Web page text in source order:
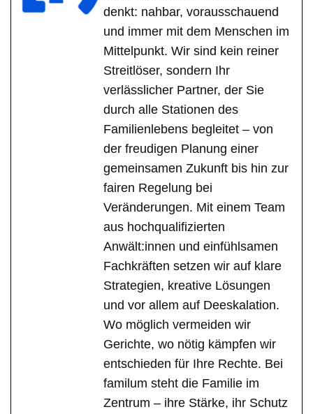
denkt: nahbar, vorausschauend
und immer mit dem Menschen im
Mittelpunkt. Wir sind kein reiner
Streitlöser, sondern Ihr
verlässlicher Partner, der Sie
durch alle Stationen des
Familienlebens begleitet – von
der freudigen Planung einer
gemeinsamen Zukunft bis hin zur
fairen Regelung bei
Veränderungen. Mit einem Team
aus hochqualifizierten
Anwält:innen und einfühlsamen
Fachkräften setzen wir auf klare
Strategien, kreative Lösungen
und vor allem auf Deeskalation.
Wo möglich vermeiden wir
Gerichte, wo nötig kämpfen wir
entschieden für Ihre Rechte. Bei
familum steht die Familie im
Zentrum – ihre Stärke, ihr Schutz